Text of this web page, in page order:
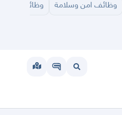
وظائف امن وسلامة وظائف